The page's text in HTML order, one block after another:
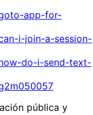
app-for-
i-join-a-session-
do-i-send-text-
pública y